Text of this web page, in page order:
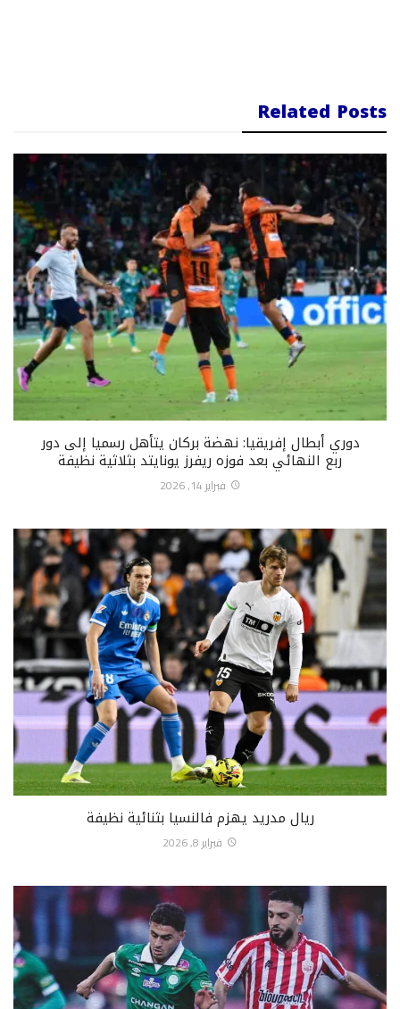
Related Posts
دوري أبطال إفريقيا: نهضة بركان يتأهل رسميا إلى دور
ربع النهائي بعد فوزه ريفرز يونايتد بثلاثية نظيفة
فبراير 14, 2026
ريال مدريد يهزم فالنسيا بثنائية نظيفة
فبراير 8, 2026